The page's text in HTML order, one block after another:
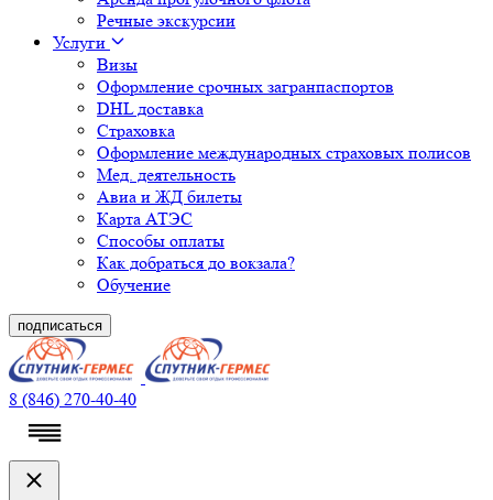
Речные экскурсии
Услуги
Визы
Оформление срочных загранпаспортов
DHL доставка
Страховка
Оформление международных страховых полисов
Мед. деятельность
Авиа и ЖД билеты
Карта АТЭС
Способы оплаты
Как добраться до вокзала?
Обучение
подписаться
8 (846) 270-40-40